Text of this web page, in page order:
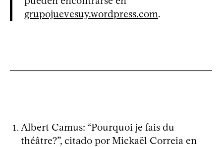
grupojuevesuy.wordpress.com.
Albert Camus: “Pourquoi je fais du
théâtre?”, citado por Mickaël Correia en